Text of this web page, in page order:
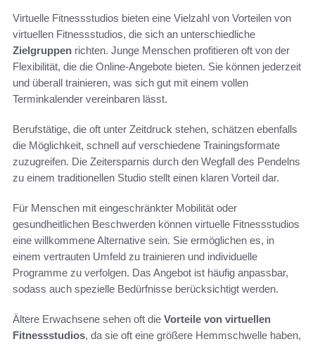
Virtuelle Fitnessstudios bieten eine Vielzahl von Vorteilen von
virtuellen Fitnessstudios, die sich an unterschiedliche
Zielgruppen richten. Junge Menschen profitieren oft von der
Flexibilität, die die Online-Angebote bieten. Sie können jederzeit
und überall trainieren, was sich gut mit einem vollen
Terminkalender vereinbaren lässt.
Berufstätige, die oft unter Zeitdruck stehen, schätzen ebenfalls
die Möglichkeit, schnell auf verschiedene Trainingsformate
zuzugreifen. Die Zeitersparnis durch den Wegfall des Pendelns
zu einem traditionellen Studio stellt einen klaren Vorteil dar.
Für Menschen mit eingeschränkter Mobilität oder
gesundheitlichen Beschwerden können virtuelle Fitnessstudios
eine willkommene Alternative sein. Sie ermöglichen es, in
einem vertrauten Umfeld zu trainieren und individuelle
Programme zu verfolgen. Das Angebot ist häufig anpassbar,
sodass auch spezielle Bedürfnisse berücksichtigt werden.
Ältere Erwachsene sehen oft die Vorteile von virtuellen
Fitnessstudios, da sie oft eine größere Hemmschwelle haben,